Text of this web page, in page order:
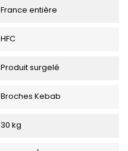
France entière
HFC
Produit surgelé
Broches Kebab
30 kg